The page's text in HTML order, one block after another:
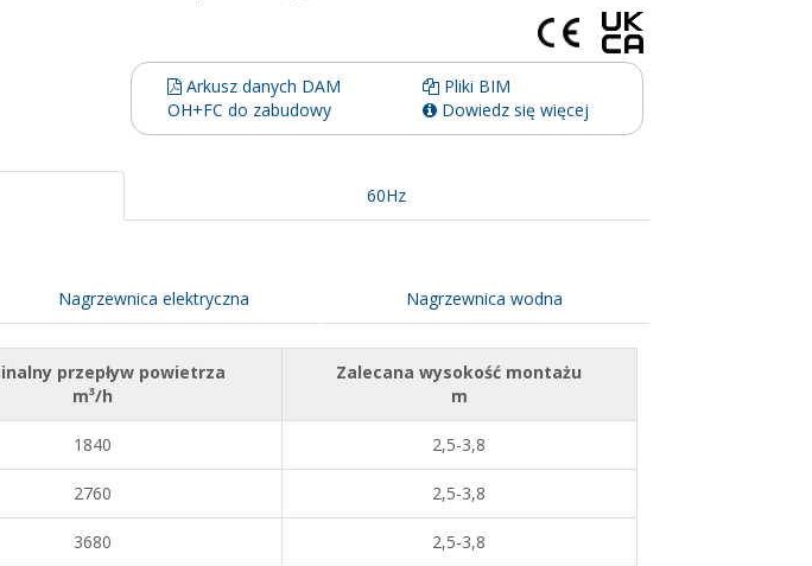
Arkusz danych DAM
OH+FC do zabudowy
Pliki BIM
Dowiedz się więcej
60Hz
Nagrzewnica elektryczna Nagrzewnica wodna
przepływ powietrza
m³/h
Zalecana wysokość montażu
m
1840 2,5-3,8
2760 2,5-3,8
3680 2,5-3,8